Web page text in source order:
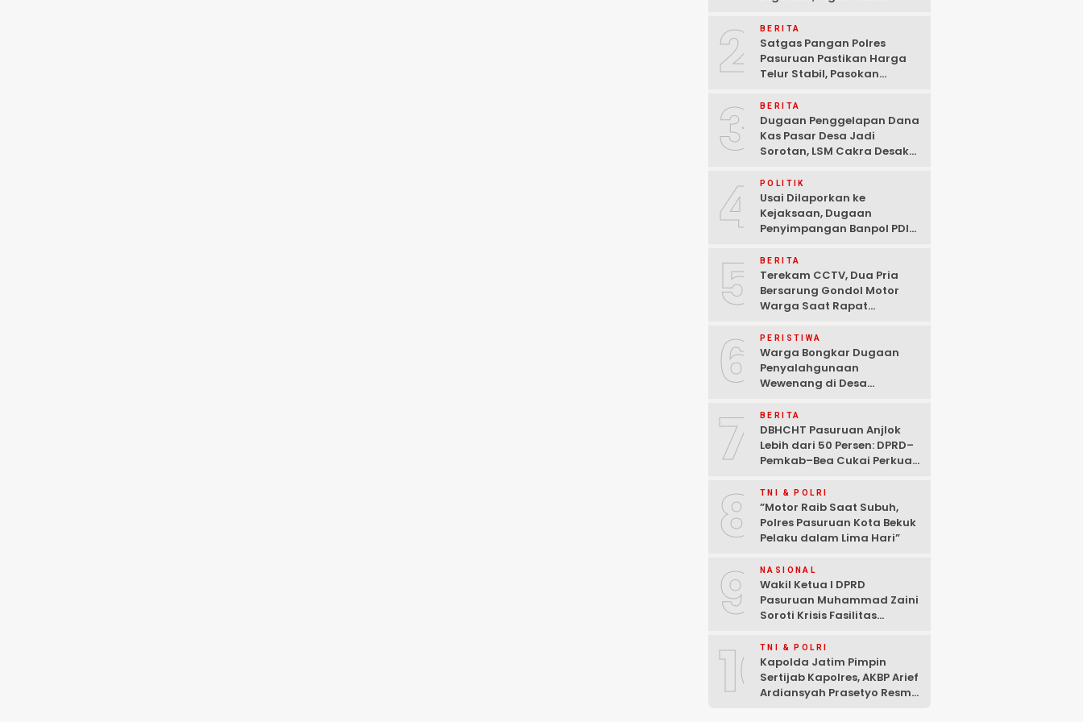
Pasuruan
2 BERITA
Satgas Pangan Polres
Pasuruan Pastikan Harga
Telur Stabil, Pasokan
Kekhawatiran Fluktuasi
3 BERITA
Dugaan Penggelapan Dana
Kas Pasar Desa Jadi
Sorotan, LSM Cakra Desak
4 POLITIK
Usai Dilaporkan ke
Kejaksaan, Dugaan
Penyimpangan Banpol PDIP
Tuntas “6 Eks Ketua PAC
Cabut Laporan”
5 BERITA
Terekam CCTV, Dua Pria
Bersarung Gondol Motor
Warga Saat Rapat
6 PERISTIWA
Warga Bongkar Dugaan
Penyalahgunaan
Wewenang di Desa
Mencuat
7 BERITA
DBHCHT Pasuruan Anjlok
Lebih dari 50 Persen: DPRD–
Pemkab–Bea Cukai Perkuat
Rokok Ilegal
8 TNI & POLRI
‎”Motor Raib Saat Subuh,
Polres Pasuruan Kota Bekuk
Pelaku dalam Lima Hari” ‎
9 NASIONAL
Wakil Ketua I DPRD
Pasuruan Muhammad Zaini
Soroti Krisis Fasilitas
Anggaran
10TNI & POLRI
Kapolda Jatim Pimpin
Sertijab Kapolres, AKBP Arief
Ardiansyah Prasetyo Resmi